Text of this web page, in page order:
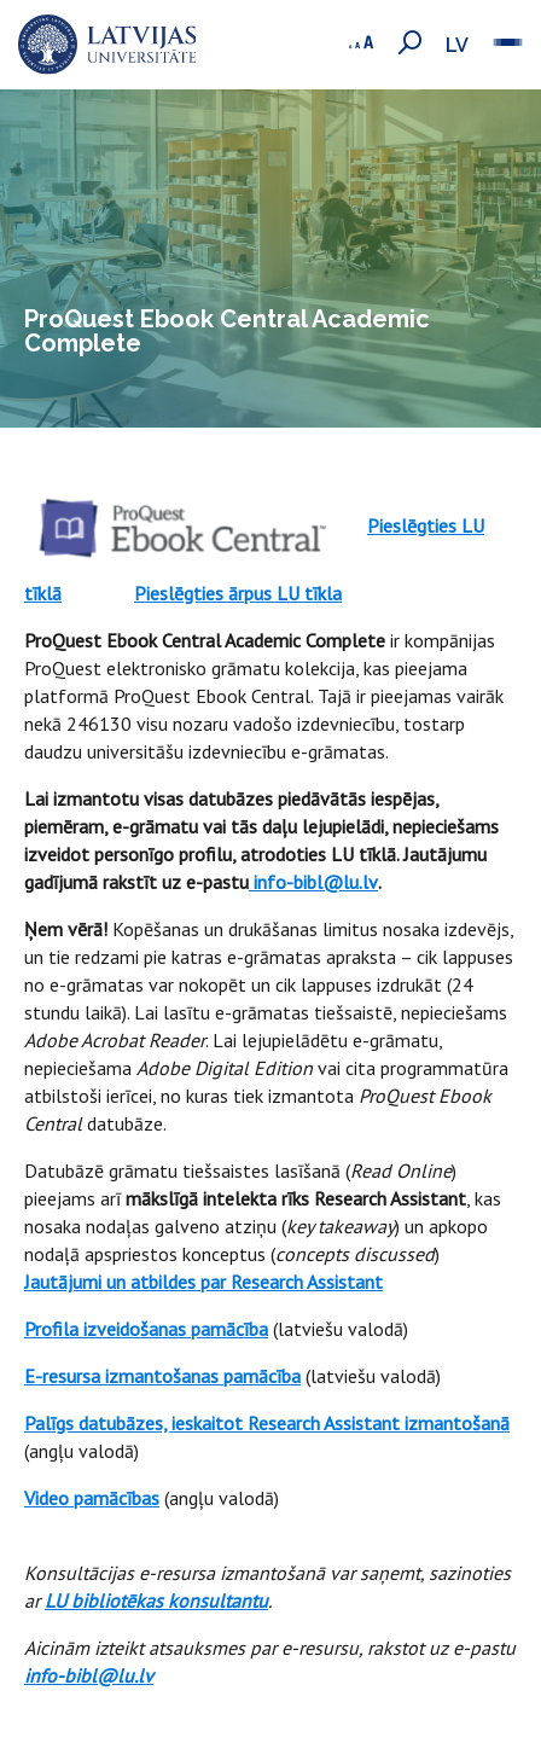
LV
ProQuest Ebook Central Academic
Complete
Pieslēgties LU
tīklā
Pieslēgties ārpus LU tīkla
ProQuest Ebook Central Academic Complete ir kompānijas
ProQuest elektronisko grāmatu kolekcija, kas pieejama
platformā ProQuest Ebook Central. Tajā ir pieejamas vairāk
nekā 246130 visu nozaru vadošo izdevniecību, tostarp
daudzu universitāšu izdevniecību e-grāmatas.
Lai izmantotu visas datubāzes piedāvātās iespējas,
piemēram, e-grāmatu vai tās daļu lejupielādi, nepieciešams
izveidot personīgo profilu, atrodoties LU tīklā. Jautājumu
gadījumā rakstīt uz e-pastu info-bibl@lu.lv.
Ņem vērā! Kopēšanas un drukāšanas limitus nosaka izdevējs,
un tie redzami pie katras e-grāmatas apraksta – cik lappuses
no e-grāmatas var nokopēt un cik lappuses izdrukāt (24
stundu laikā). Lai lasītu e-grāmatas tiešsaistē, nepieciešams
Adobe Acrobat Reader. Lai lejupielādētu e-grāmatu,
nepieciešama Adobe Digital Edition vai cita programmatūra
atbilstoši ierīcei, no kuras tiek izmantota ProQuest Ebook
Centraldatubāze.
Datubāzē grāmatu tiešsaistes lasīšanā (Read Online)
pieejams arīmākslīgā intelekta rīks Research Assistant, kas
nosaka nodaļas galveno atziņu (key takeaway) un apkopo
nodaļā apspriestos konceptus (concepts discussed)
Jautājumi un atbildes par Research Assistant
Profila izveidošanas pamācība (latviešu valodā)
E-resursa izmantošanas pamācība (latviešu valodā)
Palīgs datubāzes, ieskaitot Research Assistant izmantošanā
(angļu valodā)
Video pamācības (angļu valodā)
Konsultācijas e-resursa izmantošanā var saņemt, sazinoties
arLU bibliotēkas konsultantu.
Aicinām izteikt atsauksmes par e-resursu, rakstot uz e-pastu
info-bibl@lu.lv